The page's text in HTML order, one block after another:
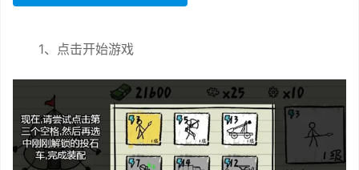
1、点击开始游戏